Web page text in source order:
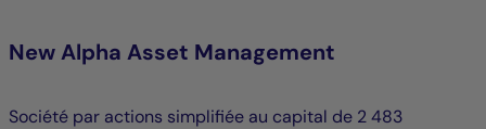
New Alpha Asset Management
Société par actions simplifiée au capital de 2 483